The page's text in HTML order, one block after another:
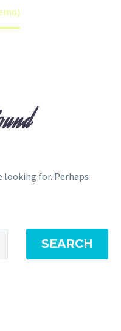
looking for. Perhaps
SEARCH